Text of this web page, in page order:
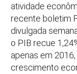
atividade
recente boletim
divulgada
o PIB recue
apenas em
crescimento